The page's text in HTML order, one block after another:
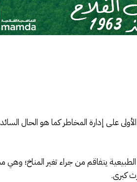
على إدارة المخاطر كما هو الحال
يتفاقم من جراء تغير المناخ؛
كبرى.